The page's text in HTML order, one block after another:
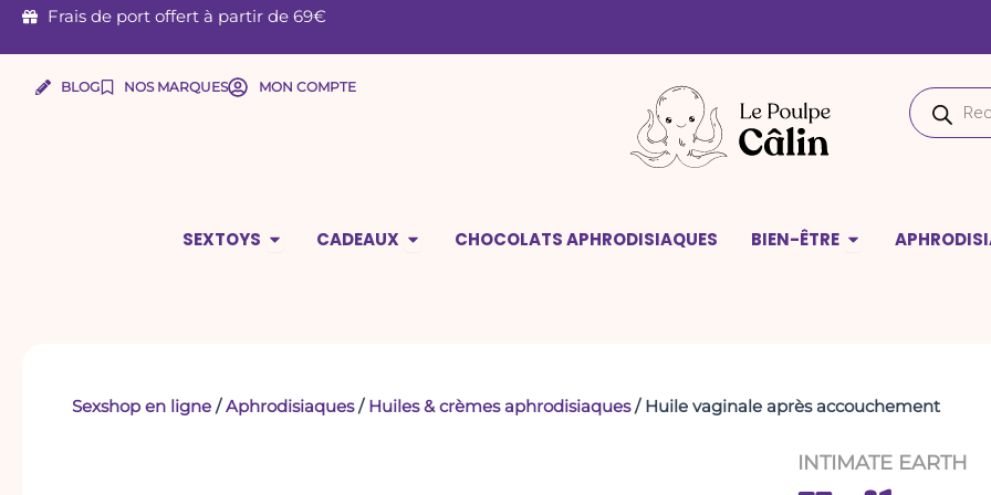
Aller Frais de port offert à partir de 69€
BLOG NOS MARQUES MON COMPTE
Recherche
de
produits
SEXTOYS Ouvrir Sextoys
CADEAUX Ouvrir Cadeaux
CHOCOLATS APHRODISIAQUES BIEN-ÊTRE Ouvrir Bien-être
Sexshop en ligne /Aphrodisiaques/ Huiles & crèmes aphrodisiaques/ Huile vaginale après accouchement
INTIMATE EARTH
Huile
après
accouchement